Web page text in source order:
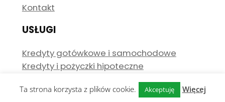
Kontakt
USŁUGI
Kredyty gotówkowe i samochodowe
Kredyty i pożyczki hipoteczne
Ta strona korzysta z plików cookie. Akceptuję Więcej